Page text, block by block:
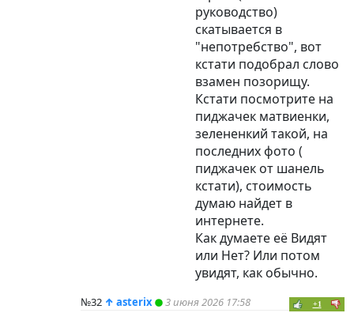
руководство)
скатывается в
"непотребство", вот
кстати подобрал слово
взамен позорищу.
Кстати посмотрите на
пиджачек матвиенки,
зелененкий такой, на
последних фото (
пиджачек от шанель
кстати), стоимость
думаю найдет в
интернете.
Как думаете её Видят
или Нет? Или потом
увидят, как обычно.
№32 ↑ asterix 3 июня 2026 17:58 +1